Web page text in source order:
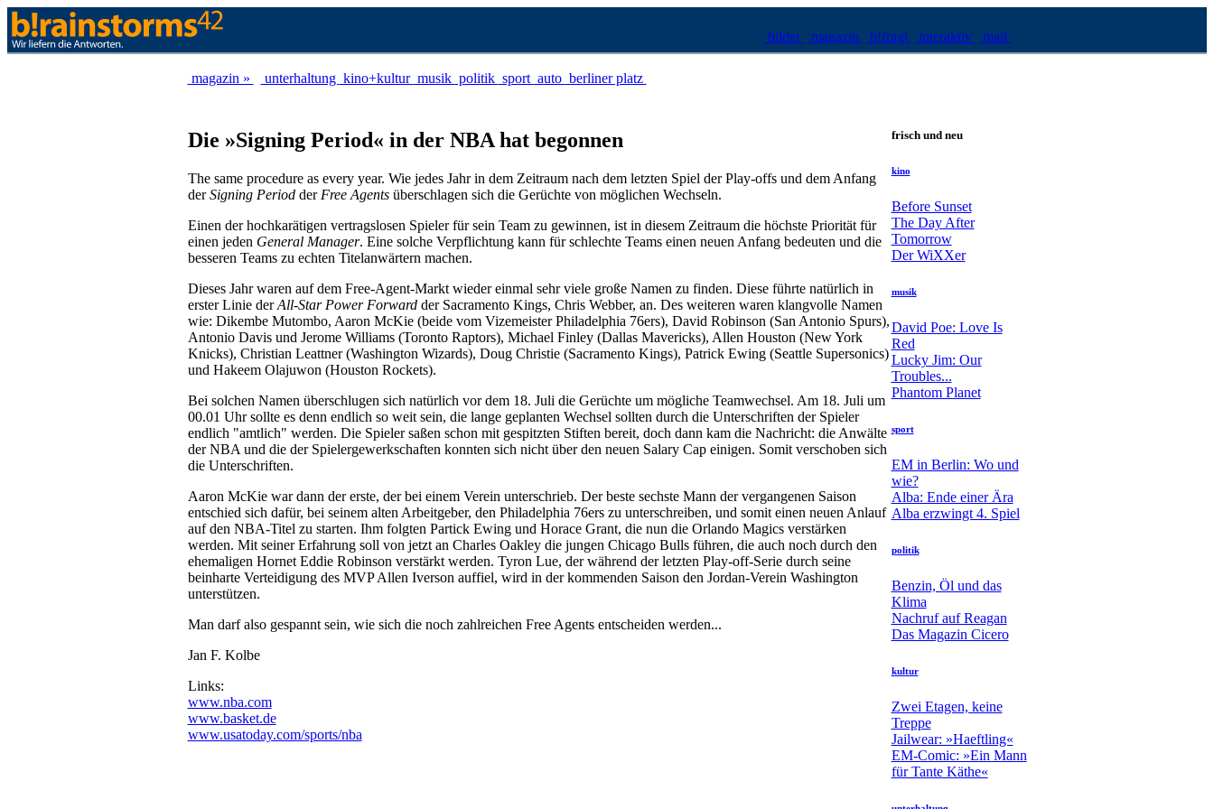
bilder magazin b!fragt interaktiv mail
magazin » unterhaltung kino+kultur musik politik sport auto berliner platz
Die »Signing Period« in der NBA hat begonnen
The same procedure as every year. Wie jedes Jahr in dem Zeitraum nach dem letzten Spiel der Play-offs und dem Anfang
derSigning Periodder Free Agentsüberschlagen sich die Gerüchte von möglichen Wechseln.
Einen der hochkarätigen vertragslosen Spieler für sein Team zu gewinnen, ist in diesem Zeitraum die höchste Priorität für
einen jeden General Manager. Eine solche Verpflichtung kann für schlechte Teams einen neuen Anfang bedeuten und die
besseren Teams zu echten Titelanwärtern machen.
Dieses Jahr waren auf dem Free-Agent-Markt wieder einmal sehr viele große Namen zu finden. Diese führte natürlich in
erster Linie derAll-Star Power Forwardder Sacramento Kings, Chris Webber, an. Des weiteren waren klangvolle Namen
wie: Dikembe Mutombo, Aaron McKie (beide vom Vizemeister Philadelphia 76ers), David Robinson (San Antonio Spurs),
Antonio Davis und Jerome Williams (Toronto Raptors), Michael Finley (Dallas Mavericks), Allen Houston (New York
Knicks), Christian Leattner (Washington Wizards), Doug Christie (Sacramento Kings), Patrick Ewing (Seattle Supersonics)
und Hakeem Olajuwon (Houston Rockets).
Bei solchen Namen überschlugen sich natürlich vor dem 18. Juli die Gerüchte um mögliche Teamwechsel. Am 18. Juli um
00.01 Uhr sollte es denn endlich so weit sein, die lange geplanten Wechsel sollten durch die Unterschriften der Spieler
endlich "amtlich" werden. Die Spieler saßen schon mit gespitzten Stiften bereit, doch dann kam die Nachricht: die Anwälte
der NBA und die der Spielergewerkschaften konnten sich nicht über den neuen Salary Cap einigen. Somit verschoben sich
die Unterschriften.
Aaron McKie war dann der erste, der bei einem Verein unterschrieb. Der beste sechste Mann der vergangenen Saison
entschied sich dafür, bei seinem alten Arbeitgeber, den Philadelphia 76ers zu unterschreiben, und somit einen neuen Anlauf
auf den NBA-Titel zu starten. Ihm folgten Partick Ewing und Horace Grant, die nun die Orlando Magics verstärken
werden. Mit seiner Erfahrung soll von jetzt an Charles Oakley die jungen Chicago Bulls führen, die auch noch durch den
ehemaligen Hornet Eddie Robinson verstärkt werden. Tyron Lue, der während der letzten Play-off-Serie durch seine
beinharte Verteidigung des MVP Allen Iverson auffiel, wird in der kommenden Saison den Jordan-Verein Washington
unterstützen.
Man darf also gespannt sein, wie sich die noch zahlreichen Free Agents entscheiden werden...
Jan F. Kolbe
Links:
www.nba.com
www.basket.de
www.usatoday.com/sports/nba
frisch und neu
kino
Before Sunset
The Day After
Tomorrow
Der WiXXer
musik
David Poe: Love Is
Red
Lucky Jim: Our
Troubles...
Phantom Planet
sport
EM in Berlin: Wo und
wie?
Alba: Ende einer Ära
Alba erzwingt 4. Spiel
politik
Benzin, Öl und das
Klima
Nachruf auf Reagan
Das Magazin Cicero
kultur
Zwei Etagen, keine
Treppe
Jailwear: »Haeftling«
EM-Comic: »Ein Mann
für Tante Käthe«